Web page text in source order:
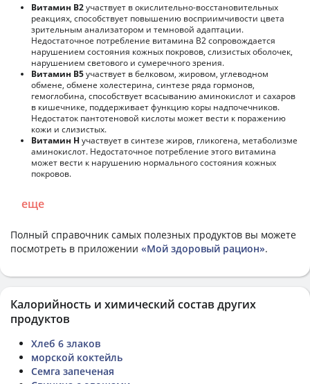
Витамин В2участвует в окислительно-восстановительных
реакциях, способствует повышению восприимчивости цвета
зрительным анализатором и темновой адаптации.
Недостаточное потребление витамина В2 сопровождается
нарушением состояния кожных покровов, слизистых оболочек,
нарушением светового и сумеречного зрения.
Витамин В5участвует в белковом, жировом, углеводном
обмене, обмене холестерина, синтезе ряда гормонов,
гемоглобина, способствует всасыванию аминокислот и сахаров
в кишечнике, поддерживает функцию коры надпочечников.
Недостаток пантотеновой кислоты может вести к поражению
кожи и слизистых.
Витамин Н участвует в синтезе жиров, гликогена, метаболизме
аминокислот. Недостаточное потребление этого витамина
может вести к нарушению нормального состояния кожных
покровов.
еще
Полный справочник самых полезных продуктов вы можете
посмотреть в приложении «Мой здоровый рацион».
Калорийность и химический состав других
продуктов
Хлеб 6 злаков
морской коктейль
Семга запеченая